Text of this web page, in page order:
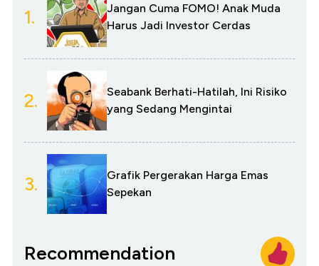
1.
Jangan Cuma FOMO! Anak Muda
Harus Jadi Investor Cerdas
2.
Seabank Berhati-Hatilah, Ini Risiko
yang Sedang Mengintai
3.
Grafik Pergerakan Harga Emas
Sepekan
Recommendation